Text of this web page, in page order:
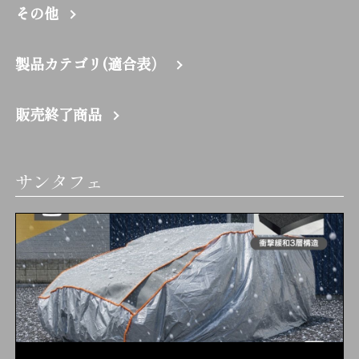
その他
製品カテゴリ(適合表）
販売終了商品
サンタフェ